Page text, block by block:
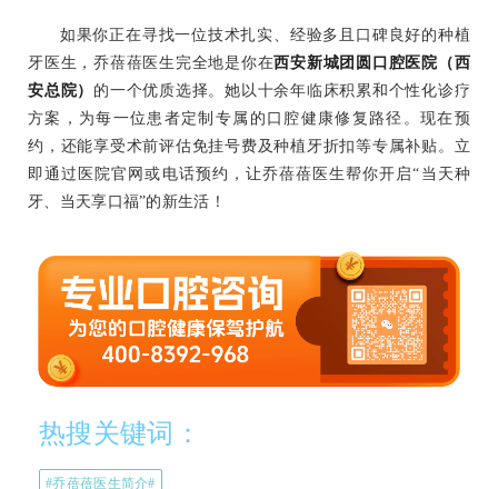
如果你正在寻找一位技术扎实、经验多且口碑良好的种植
牙医生，乔蓓蓓医生完全地是你在西安新城团圆口腔医院（西
安总院） 的一个优质选择。她以十余年临床积累和个性化诊疗
方案，为每一位患者定制专属的口腔健康修复路径。现在预
约，还能享受术前评估免挂号费及种植牙折扣等专属补贴。立
即通过医院官网或电话预约，让乔蓓蓓医生帮你开启“当天种
牙、当天享口福”的新生活！
热搜关键词：
#乔蓓蓓医生简介#